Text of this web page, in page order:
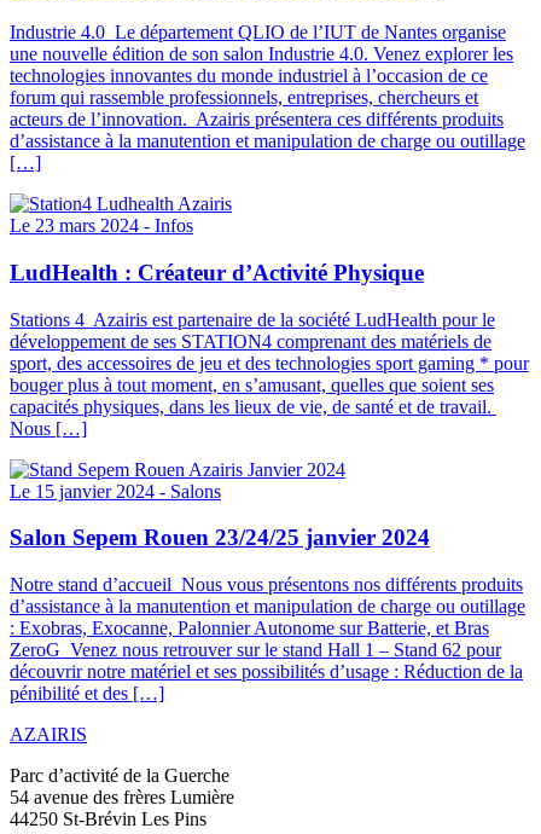
Industrie 4.0 Le département QLIO de l’IUT de Nantes organise
une nouvelle édition de son salon Industrie 4.0. Venez explorer les
technologies innovantes du monde industriel à l’occasion de ce
forum qui rassemble professionnels, entreprises, chercheurs et
acteurs de l’innovation. Azairis présentera ces différents produits
d’assistance à la manutention et manipulation de charge ou outillage
[…]
Le 23 mars 2024 - Infos
LudHealth : Créateur d’Activité Physique
Stations 4 Azairis est partenaire de la société LudHealth pour le
développement de ses STATION4 comprenant des matériels de
sport, des accessoires de jeu et des technologies sport gaming * pour
bouger plus à tout moment, en s’amusant, quelles que soient ses
capacités physiques, dans les lieux de vie, de santé et de travail.
Nous […]
Le 15 janvier 2024 - Salons
Salon Sepem Rouen 23/24/25 janvier 2024
Notre stand d’accueil Nous vous présentons nos différents produits
d’assistance à la manutention et manipulation de charge ou outillage
: Exobras, Exocanne, Palonnier Autonome sur Batterie, et Bras
ZeroG Venez nous retrouver sur le stand Hall 1 – Stand 62 pour
découvrir notre matériel et ses possibilités d’usage : Réduction de la
pénibilité et des […]
AZAIRIS
Parc d’activité de la Guerche
54 avenue des frères Lumière
44250 St-Brévin Les Pins